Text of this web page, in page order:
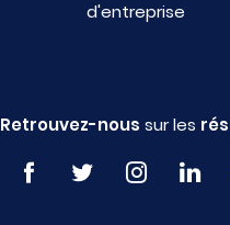
d'entreprise
Retrouvez-nous sur les